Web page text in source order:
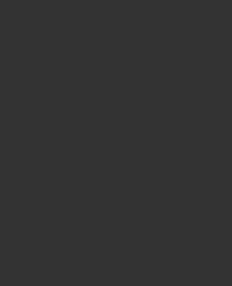
ニーカー